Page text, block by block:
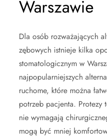
Warszawie
Dla osób rozważających
zębowych istnieje kilka
stomatologicznym w
najpopularniejszych
ruchome, które można
potrzeb pacjenta. Protezy
nie wymagają
mogą być mniej